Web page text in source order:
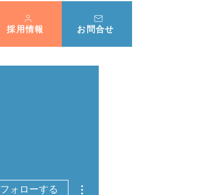
採用情報 お問合せ
フォローする